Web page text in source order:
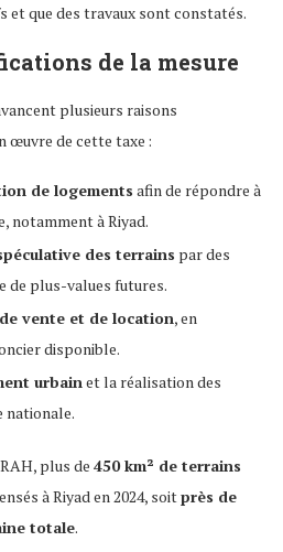
et que des travaux sont constatés.
de la mesure
plusieurs raisons
œuvre de cette taxe :
de logements afin de répondre à
notamment à Riyad.
des terrains par des
de plus-values futures.
vente et de location, en
disponible.
urbainet la réalisation des
nationale.
plus de 450 km² de terrains
à Riyad en 2024, soitprès de
totale.